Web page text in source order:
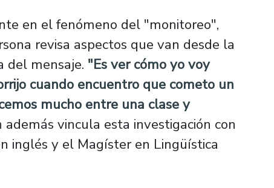
en el fenómeno del "monitoreo",
revisa aspectos que van desde la
del mensaje. "Es ver cómo yo voy
cuando encuentro que cometo un
mucho entre una clase y
vincula esta investigación con
inglés y el Magíster en Lingüística